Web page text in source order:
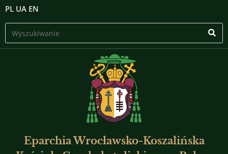
PL UA EN
Eparchia Wrocławsko-Koszalińska